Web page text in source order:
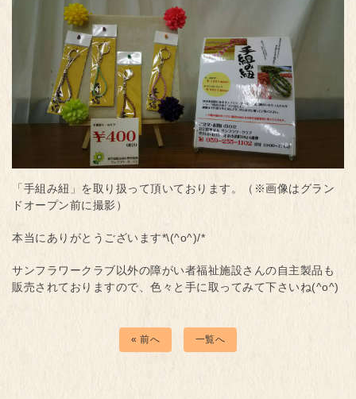
「手組み紐」を取り扱って頂いております。（※画像はグラン
ドオープン前に撮影）
本当にありがとうございます*\(^o^)/*
サンフラワークラブ以外の障がい者福祉施設さんの自主製品も
販売されておりますので、色々と手に取ってみて下さいね(^o^)
« 前へ 一覧へ